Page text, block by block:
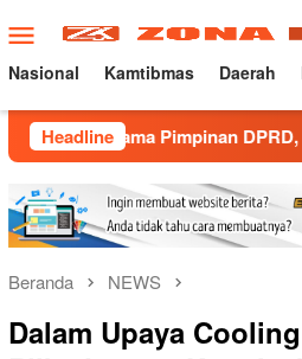
ke
konten
Menu
Mobile
Nasional Kamtibmas Daerah
Headline
Pimpinan DPRD, Bangun
Beranda NEWS
Dalam Upaya